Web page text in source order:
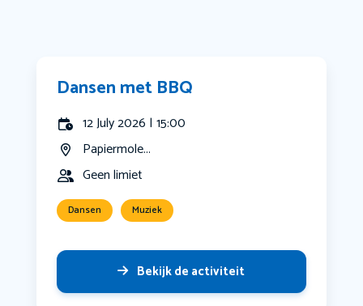
Dansen met BBQ
12 July 2026 | 15:00
Papiermole...
Geen limiet
Dansen Muziek
Bekijk de activiteit